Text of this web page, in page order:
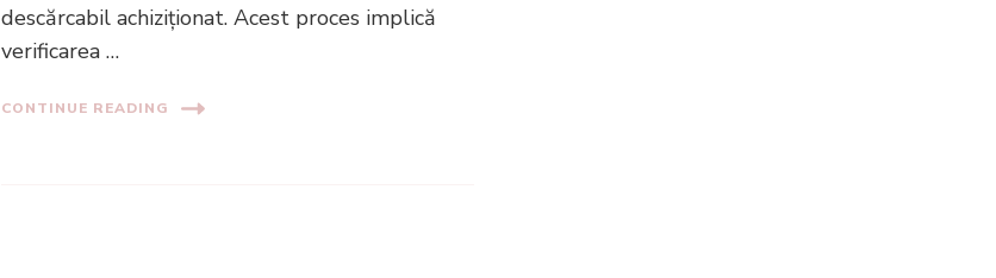
descărcabil achiziționat. Acest proces implică
verificarea …
CONTINUE READING